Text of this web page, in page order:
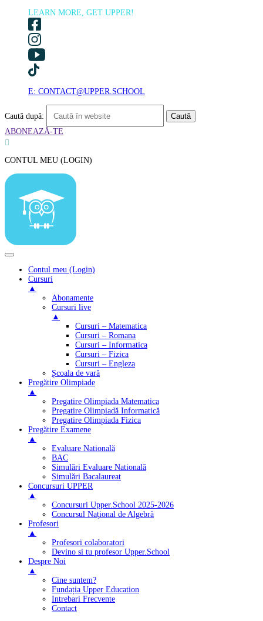
LEARN MORE, GET UPPER!
E: CONTACT@UPPER.SCHOOL
Caută după:
ABONEAZĂ-TE

CONTUL MEU (LOGIN)
Contul meu (Login)
Cursuri
▲
Abonamente
Cursuri live
▲
Cursuri – Matematica
Cursuri – Romana
Cursuri – Informatica
Cursuri – Fizica
Cursuri – Engleza
Școala de vară
Pregătire Olimpiade
▲
Pregatire Olimpiada Matematica
Pregatire Olimpiadă Informatică
Pregatire Olimpiada Fizica
Pregătire Examene
▲
Evaluare Natională
BAC
Simulări Evaluare Natională
Simulări Bacalaureat
Concursuri UPPER
▲
Concursuri Upper.School 2025-2026
Concursul Național de Algebră
Profesori
▲
Profesori colaboratori
Devino si tu profesor Upper.School
Despre Noi
▲
Cine suntem?
Fundația Upper Education
Intrebari Frecvente
Contact